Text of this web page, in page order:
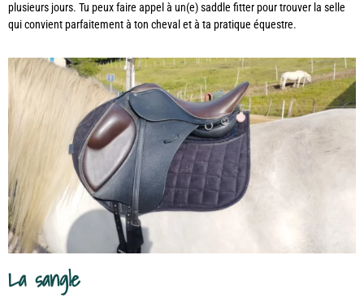
plusieurs jours. Tu peux faire appel à un(e) saddle fitter pour trouver la selle
qui convient parfaitement à ton cheval et à ta pratique équestre.
La sangle